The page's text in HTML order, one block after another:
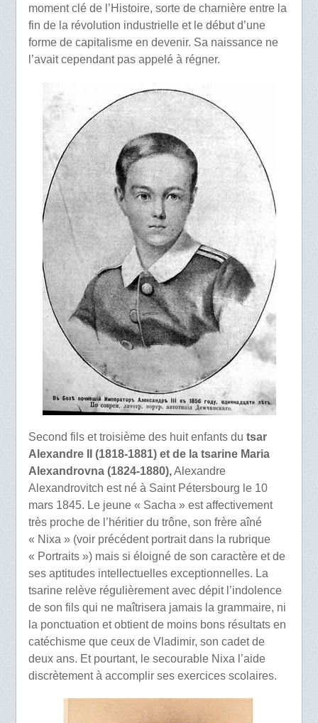
moment clé de l’Histoire, sorte de charnière entre la
fin de la révolution industrielle et le début d’une
forme de capitalisme en devenir. Sa naissance ne
l’avait cependant pas appelé à régner.
Second fils et troisième des huit enfants du tsar
Alexandre II (1818-1881) et de la tsarine Maria
Alexandrovna (1824-1880),Alexandre
Alexandrovitch est né à Saint Pétersbourg le 10
mars 1845. Le jeune « Sacha » est affectivement
très proche de l’héritier du trône, son frère aîné
« Nixa » (voir précédent portrait dans la rubrique
« Portraits ») mais si éloigné de son caractère et de
ses aptitudes intellectuelles exceptionnelles. La
tsarine relève régulièrement avec dépit l’indolence
de son fils qui ne maîtrisera jamais la grammaire, ni
la ponctuation et obtient de moins bons résultats en
catéchisme que ceux de Vladimir, son cadet de
deux ans. Et pourtant, le secourable Nixa l’aide
discrètement à accomplir ses exercices scolaires.